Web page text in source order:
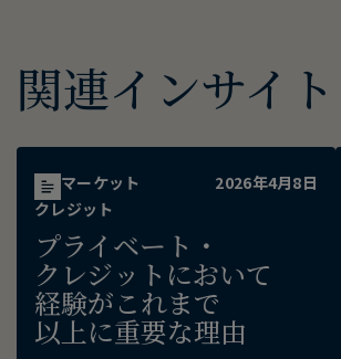
関連インサイト
マーケット
2026年4月8日
クレジット
プライベート・
クレジットに​おいて​
経験が​これまで​
以上に​重要な​理由